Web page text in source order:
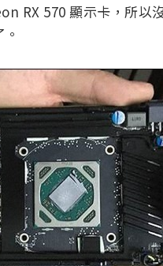
RX 570 顯示卡，所以